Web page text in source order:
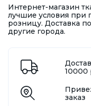
Интернет-магазин
лучшие условия при
розницу. Доставка
другие города.
10000
заказ